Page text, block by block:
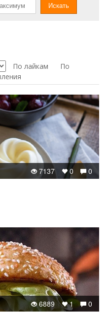
По лайкам
По
0
0
7137
0
1
6889